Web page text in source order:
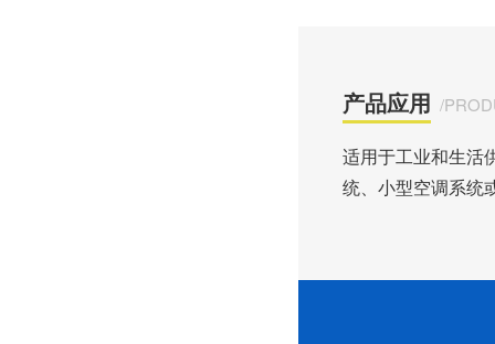
产品应用 /
适用于工业和生活
统、小型空调系统